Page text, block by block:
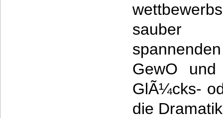
sauber
GewO
GlÃ¼cks-
die